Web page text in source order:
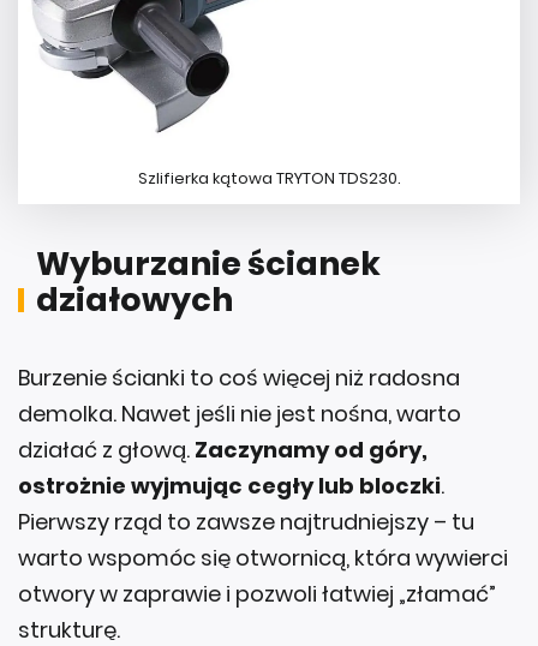
Szlifierka kątowa TRYTON TDS230.
Wyburzanie ścianek
działowych
Burzenie ścianki to coś więcej niż radosna
demolka. Nawet jeśli nie jest nośna, warto
działać z głową. Zaczynamy od góry,
ostrożnie wyjmując cegły lub bloczki.
Pierwszy rząd to zawsze najtrudniejszy – tu
warto wspomóc się otwornicą, która wywierci
otwory w zaprawie i pozwoli łatwiej „złamać”
strukturę.